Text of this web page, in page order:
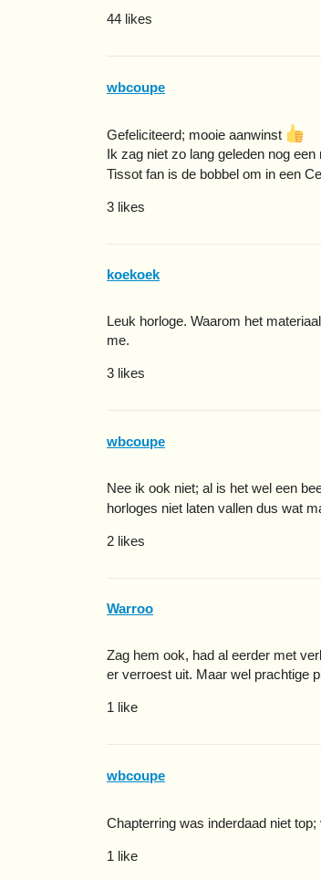
44 likes
wbcoupe
Gefeliciteerd; mooie aanwinst
Ik zag niet zo lang geleden nog
Tissot fan is de bobbel om in een
3 likes
koekoek
Leuk horloge. Waarom het
me.
3 likes
wbcoupe
Nee ik ook niet; al is het wel een
horloges niet laten vallen dus wat
2 likes
Warroo
Zag hem ook, had al eerder met
er verroest uit. Maar wel prachtige
1 like
wbcoupe
Chapterring was inderdaad niet
1 like